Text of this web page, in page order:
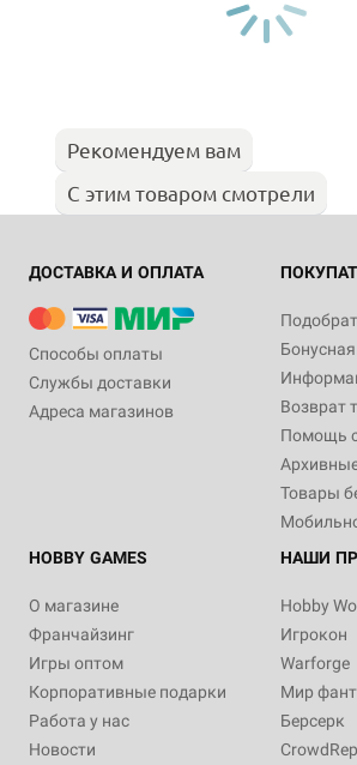
Рекомендуем вам
С этим товаром смотрели
ДОСТАВКА И ОПЛАТА
Способы оплаты
Службы доставки
Адреса магазинов
Возврат
Помощь
Товары
HOBBY GAMES
О магазине
Франчайзинг
Игры оптом
Корпоративные подарки
Работа у нас
Новости
НАШИ
Hobby
Игрокон
Warforge
Мир
Берсерк